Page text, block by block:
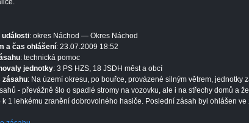
události: okres Náchod — Okres Náchod
a čas ohlášení: 23.07.2009 18:52
: technická pomoc
jednotky: 3 PS HZS, 18 JSDH měst a obcí
zásahu: Na území okresu, po bouřce, provázené silným větrem, jednotky
- převážně šlo o spadlé stromy na vozovku, ale i na střechy domů a
k 1 lehkému zranění dobrovolného hasiče. Poslední zásah byl ohlášen ve